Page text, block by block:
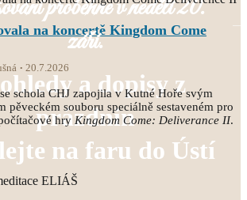
proběhne v neděli 20.
září.
a dopisy z
prázdnin
na faru do Ústí
na koncertě Kingdom Come
20.7.2026
schola CHJ zapojila v Kutné Hoře svým
pěveckém souboru speciálně sestaveném pro
hry Kingdom Come: Deliverance II.